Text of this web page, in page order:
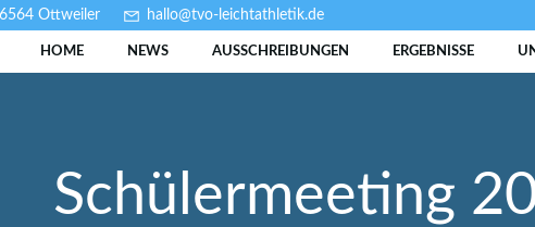
Ottweiler hallo@tvo-leichtathletik.de
HOME NEWS AUSSCHREIBUNGEN ERGEBNISSE
Schülermeeting